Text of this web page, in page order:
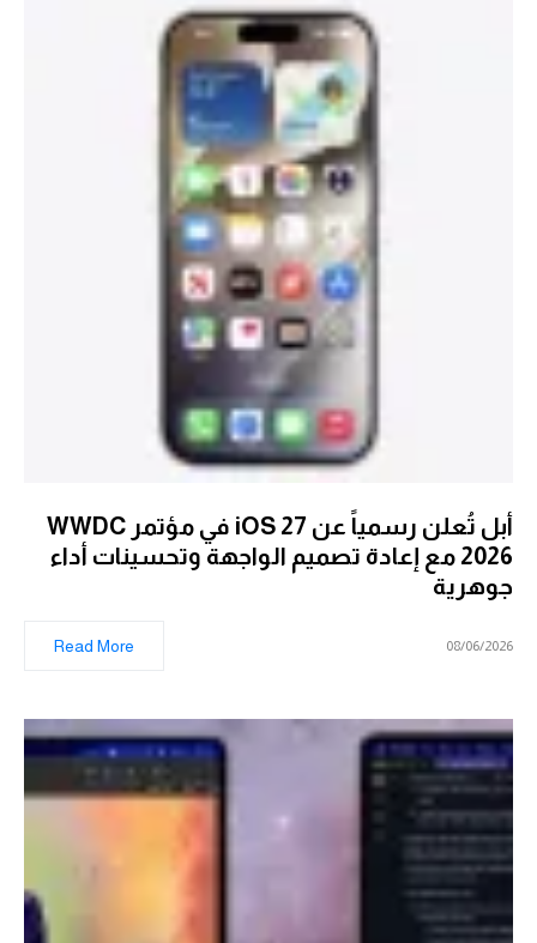
أبل تُعلن رسمياً عن iOS 27 في مؤتمر WWDC
2026 مع إعادة تصميم الواجهة وتحسينات أداء
جوهرية
08/06/2026
Read More